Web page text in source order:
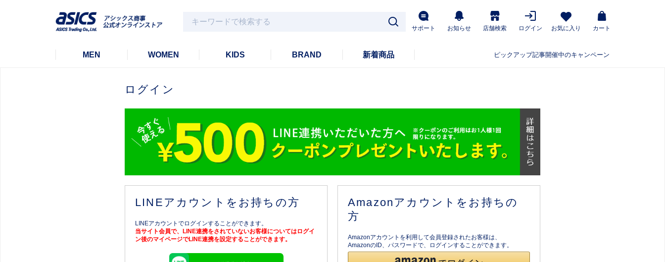
サポート お知らせ 店舗検索 ログイン お気に入り カート
MEN WOMEN KIDS BRAND 新着商品 ピックアップ記事開催中のキャンペーン
ログイン
LINEアカウントをお持ちの方
LINEアカウントでログインすることができます。
当サイト会員で、LINE連携をされていないお客様についてはログイ
ン後のマイページでLINE連携を設定することができます。
Amazonアカウントをお持ちの
方
Amazonアカウントを利用して会員登録されたお客様は、
AmazonのID、パスワードで、ログインすることができます。